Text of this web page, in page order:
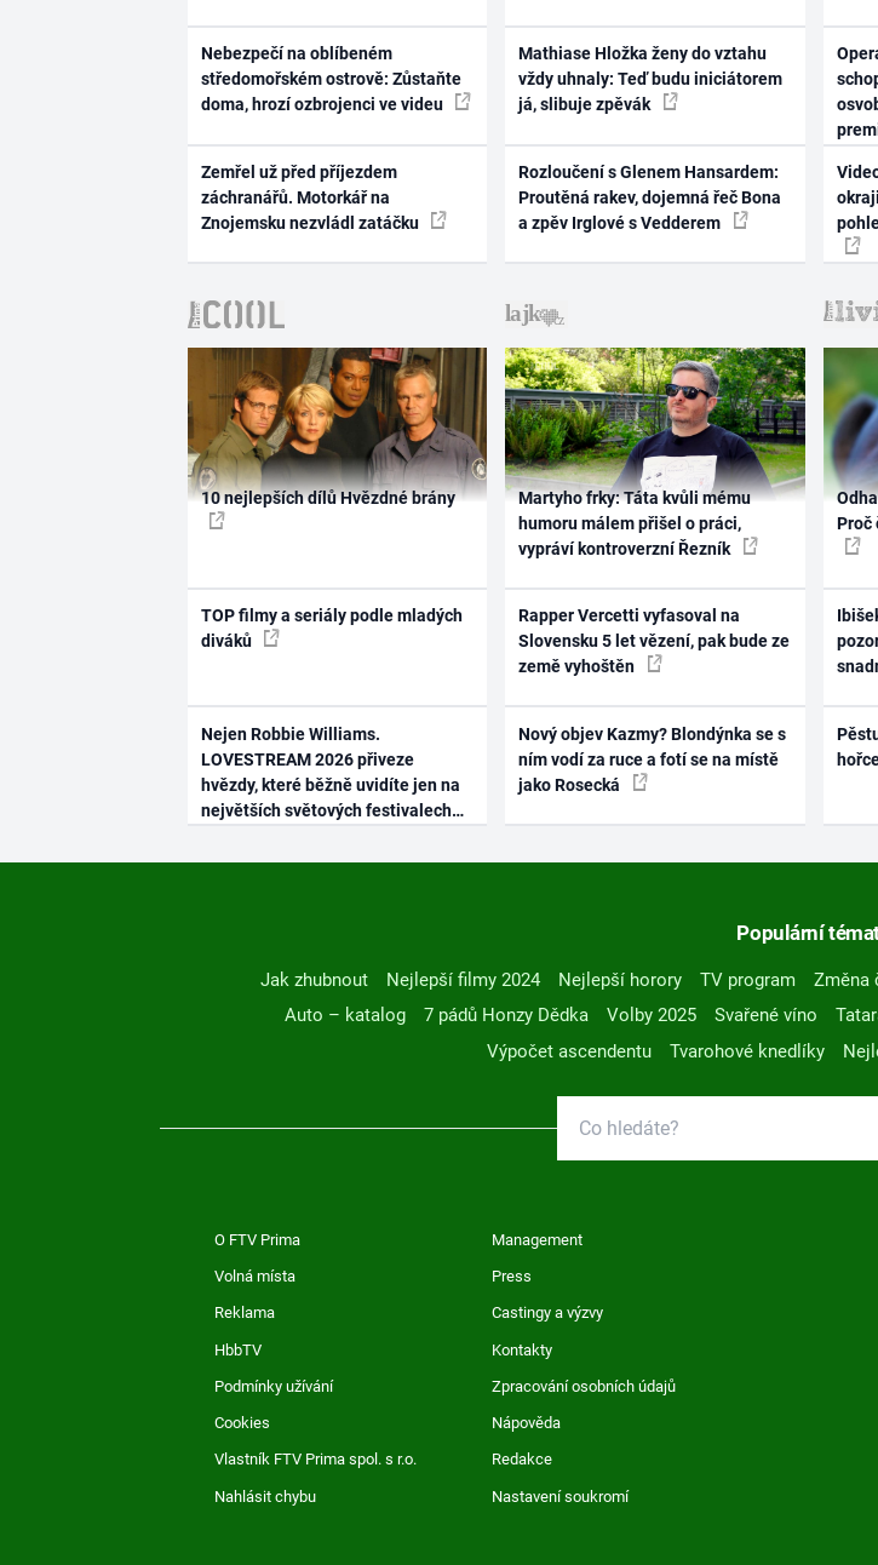
Nebezpečí na oblíbeném
středomořském ostrově: Zůstaňte
doma, hrozí ozbrojenci ve videu
Zemřel už před příjezdem
záchranářů. Motorkář na
Znojemsku nezvládl zatáčku
Mathiase Hložka ženy do vztahu
vždy uhnaly: Teď budu iniciátorem
já, slibuje zpěvák
Rozloučení s Glenem Hansardem:
Proutěná rakev, dojemná řeč Bona
a zpěv Irglové s Vedderem
10 nejlepších dílů Hvězdné brány
TOP filmy a seriály podle mladých
diváků
Nejen Robbie Williams.
LOVESTREAM 2026 přiveze
hvězdy, které běžně uvidíte jen na
největších světových festivalech
Martyho frky: Táta kvůli mému
humoru málem přišel o práci,
vypráví kontroverzní Řezník
Rapper Vercetti vyfasoval na
Slovensku 5 let vězení, pak bude ze
země vyhoštěn
Nový objev Kazmy? Blondýnka se s
ním vodí za ruce a fotí se na místě
jako Rosecká
Proč
Populární
Jak zhubnout Nejlepší filmy 2024 Nejlepší horory TV program Změna
Auto – katalog
7 pádů Honzy Dědka Volby 2025 Svařené víno
Výpočet ascendentu
Tvarohové knedlíky
O FTV Prima Management
Volná místa Press
Reklama Castingy a výzvy
HbbTV Kontakty
Podmínky užívání Zpracování osobních údajů
Cookies Nápověda
Vlastník FTV Prima spol. s r.o. Redakce
Nahlásit chybu Nastavení soukromí